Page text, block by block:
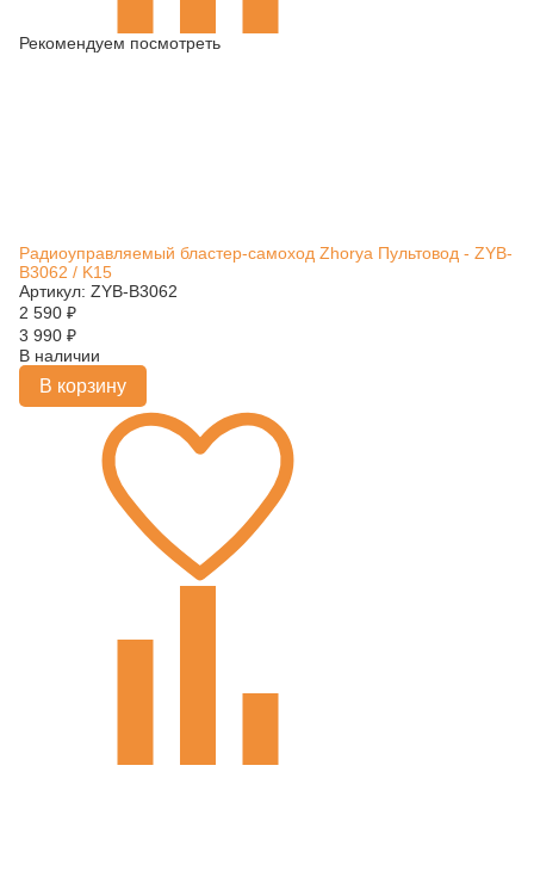
Рекомендуем посмотреть
Радиоуправляемый бластер-самоход Zhorya Пультовод - ZYB-
B3062 / K15
Артикул: ZYB-B3062
2 590 ₽
3 990 ₽
В наличии
В корзину